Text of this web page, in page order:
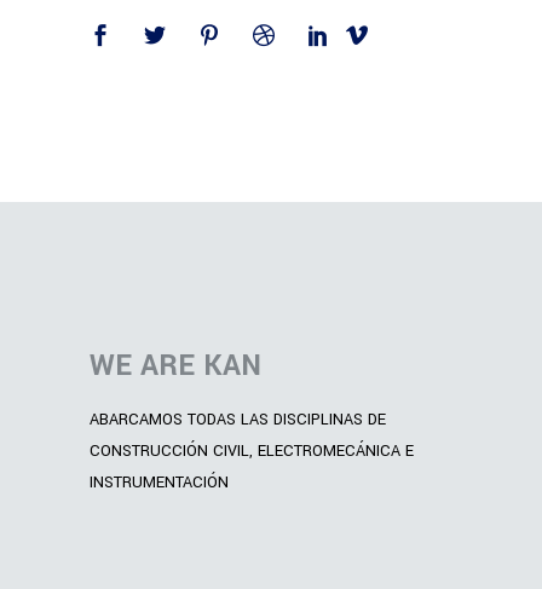
WE ARE KAN
ABARCAMOS TODAS LAS DISCIPLINAS DE
CONSTRUCCIÓN CIVIL, ELECTROMECÁNICA E
INSTRUMENTACIÓN